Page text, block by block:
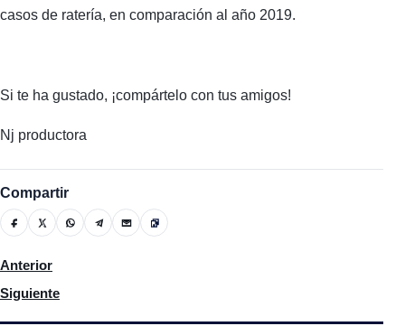
casos de ratería, en comparación al año 2019.
Si te ha gustado, ¡compártelo con tus amigos!
Nj productora
Compartir
Artículo anterior: Han llegado 2.9 millones de turistas en ocho
Anterior
Artículo siguiente: Abinader suspende a Juan Maldonado
Siguiente